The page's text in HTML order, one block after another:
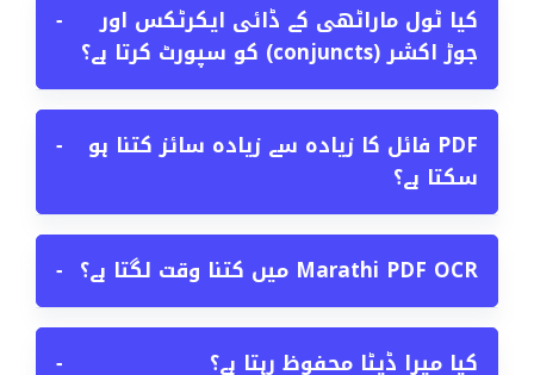
کیا ٹول ماراٹھی کے ڈائی ایکرٹکس اور
جوڑ اکشر (conjuncts) کو سپورٹ کرتا ہے؟
−
PDF فائل کا زیادہ سے زیادہ سائز کتنا ہو
سکتا ہے؟
−
Marathi PDF OCR میں کتنا وقت لگتا ہے؟ −
کیا میرا ڈیٹا محفوظ رہتا ہے؟ −